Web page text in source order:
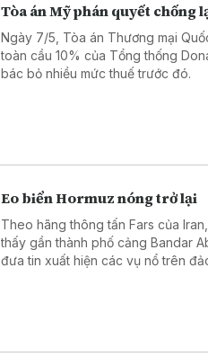
Tòa án Mỹ phán quyết chống
Ngày 7/5, Tòa án Thương mại
toàn cầu 10% của Tổng thống
bác bỏ nhiều mức thuế trước đó.
Eo biển Hormuz nóng trở lại
Theo hãng thông tấn Fars của
thấy gần thành phố cảng Bandar
đưa tin xuất hiện các vụ nổ trên